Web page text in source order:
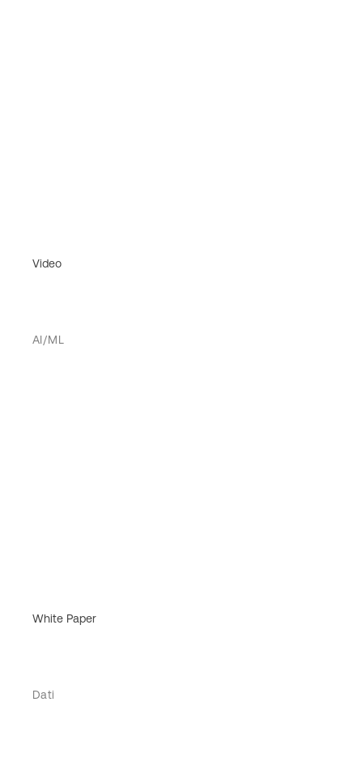
Video
AI/ML
White Paper
Dati